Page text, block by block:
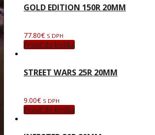
GOLD EDITION 150R 20MM
77.80€ S DPH
Pridať do košíka
STREET WARS 25R 20MM
9.00€ S DPH
Pridať do košíka